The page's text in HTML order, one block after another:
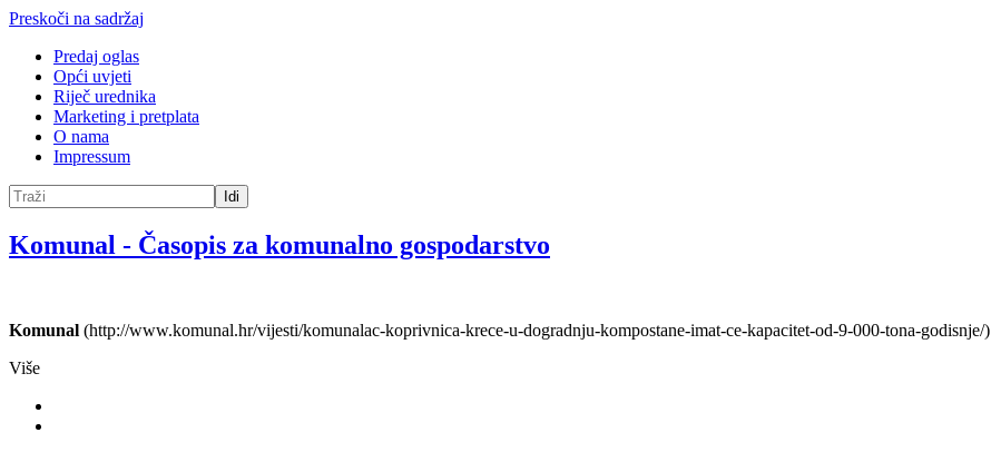
Preskoči na sadržaj
Predaj oglas
Opći uvjeti
Riječ urednika
Marketing i pretplata
O nama
Impressum
Idi
Komunal - Časopis za komunalno gospodarstvo
Komunal (http://www.komunal.hr/vijesti/komunalac-koprivnica-krece-u-dogradnju-kompostane-imat-ce-kapacitet-od-9-000-tona-godisnje/)
Više